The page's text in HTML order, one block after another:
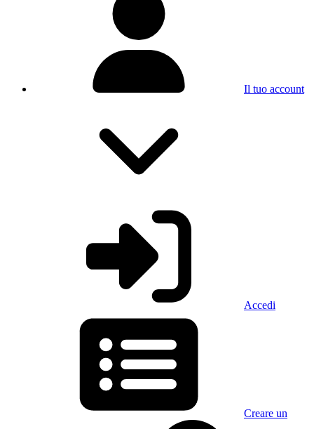
Il tuo account
Accedi
Creare un